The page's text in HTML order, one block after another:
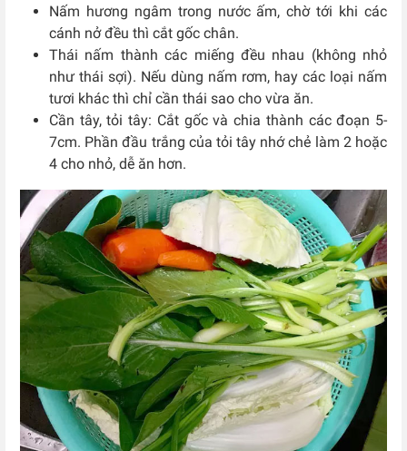
Nấm hương ngâm trong nước ấm, chờ tới khi các
cánh nở đều thì cắt gốc chân.
Thái nấm thành các miếng đều nhau (không nhỏ
như thái sợi). Nếu dùng nấm rơm, hay các loại nấm
tươi khác thì chỉ cần thái sao cho vừa ăn.
Cần tây, tỏi tây: Cắt gốc và chia thành các đoạn 5-
7cm. Phần đầu trắng của tỏi tây nhớ chẻ làm 2 hoặc
4 cho nhỏ, dễ ăn hơn.